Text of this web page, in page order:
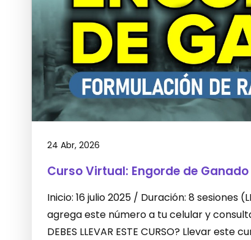
24 Abr, 2026
Curso Virtual: Engorde de
Inicio: 16 julio 2025 / Duración: 8 sesiones
agrega este número a tu celular y
DEBES LLEVAR ESTE CURSO? Llevar